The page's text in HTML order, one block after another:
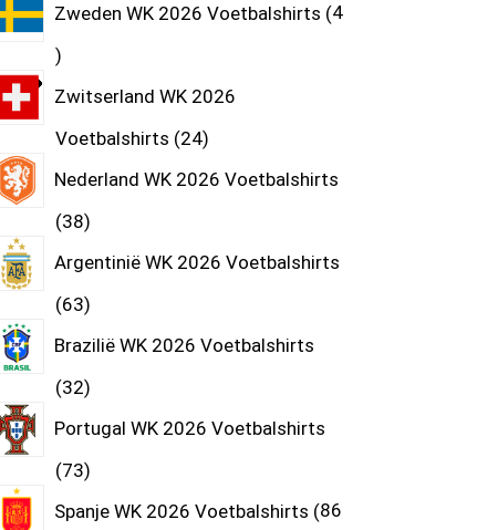
Zweden WK 2026 Voetbalshirts 4
Zwitserland WK 2026
Voetbalshirts 24
Nederland WK 2026 Voetbalshirts
38
Argentinië WK 2026 Voetbalshirts
63
Brazilië WK 2026 Voetbalshirts
32
Portugal WK 2026 Voetbalshirts
73
Spanje WK 2026 Voetbalshirts 86